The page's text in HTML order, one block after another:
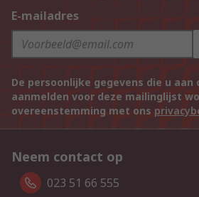
E-mailadres
De persoonlijke gegevens die u
aanmelden voor deze mailinglijst
overeenstemming met ons
Neem contact op
023 51 66 555